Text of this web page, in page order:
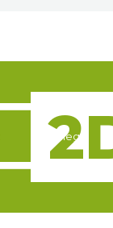
Noclegi